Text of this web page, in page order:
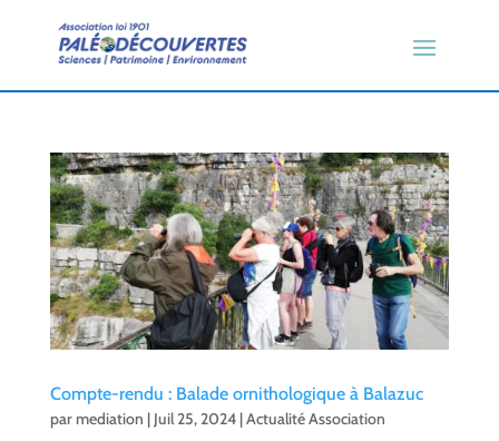
Compte-rendu : Balade ornithologique à Balazuc
parmediation | Juil 25, 2024|Actualité Association